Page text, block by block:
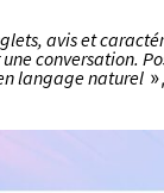
avis et
conversation.
langage naturel